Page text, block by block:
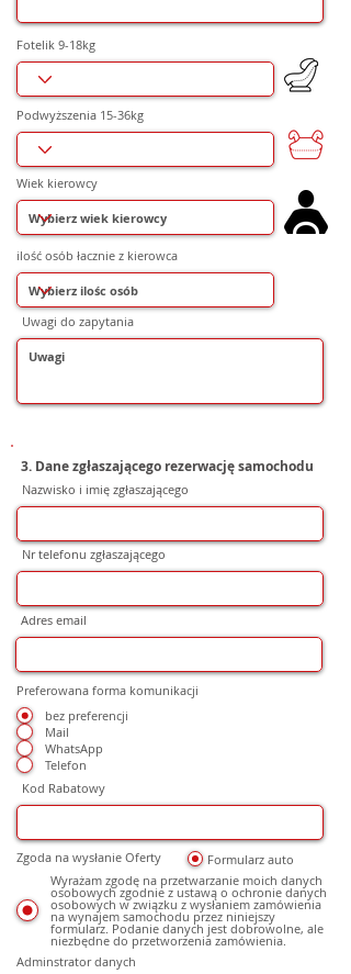
Fotelik 9-18kg
Podwyższenia 15-36kg
Wiek kierowcy
ilość osób łacznie z kierowca
Uwagi do zapytania
3. Dane zgłaszającego rezerwację samochodu
Nazwisko i imię zgłaszającego
Nr telefonu zgłaszającego
Adres email
Preferowana forma komunikacji
bez preferencji
Mail
WhatsApp
Telefon
Kod Rabatowy
Formularz auto
Zgoda na wysłanie Oferty
Wyrażam zgodę na przetwarzanie moich danych
osobowych zgodnie z ustawą o ochronie danych
osobowych w związku z wysłaniem zamówienia
na wynajem samochodu przez niniejszy
formularz. Podanie danych jest dobrowolne, ale
niezbędne do przetworzenia zamówienia.
Adminstrator danych